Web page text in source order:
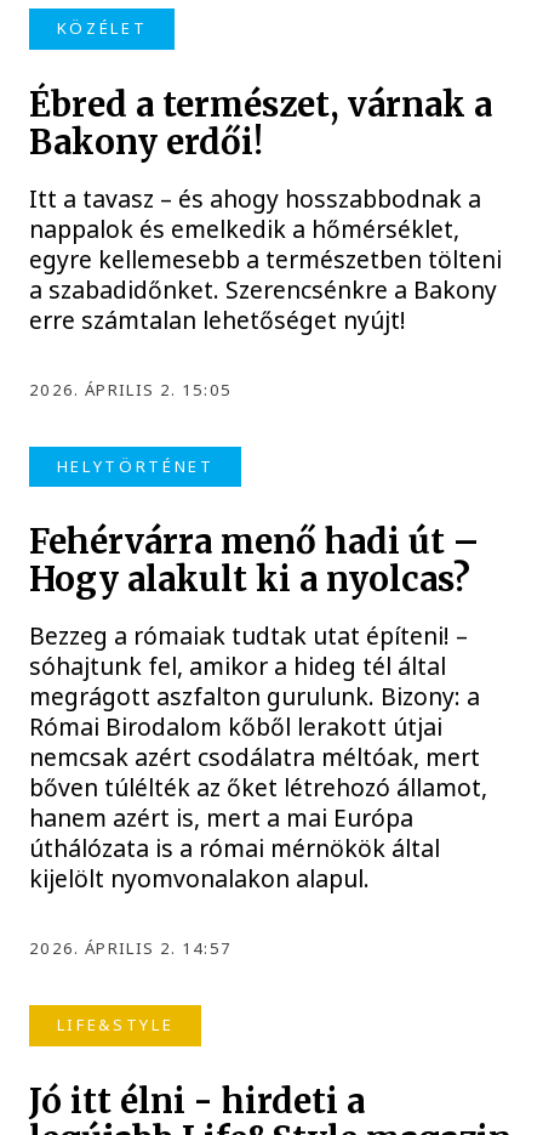
KÖZÉLET
Ébred a természet, várnak a
Bakony erdői!
Itt a tavasz – és ahogy hosszabbodnak a
nappalok és emelkedik a hőmérséklet,
egyre kellemesebb a természetben tölteni
a szabadidőnket. Szerencsénkre a Bakony
erre számtalan lehetőséget nyújt!
2026. ÁPRILIS 2. 15:05
HELYTÖRTÉNET
Fehérvárra menő hadi út –
Hogy alakult ki a nyolcas?
Bezzeg a rómaiak tudtak utat építeni! –
sóhajtunk fel, amikor a hideg tél által
megrágott aszfalton gurulunk. Bizony: a
Római Birodalom kőből lerakott útjai
nemcsak azért csodálatra méltóak, mert
bőven túlélték az őket létrehozó államot,
hanem azért is, mert a mai Európa
úthálózata is a római mérnökök által
kijelölt nyomvonalakon alapul.
2026. ÁPRILIS 2. 14:57
LIFE&STYLE
Jó itt élni - hirdeti a